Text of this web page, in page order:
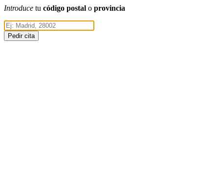
Introduce tu código postal o provincia
Pedir cita